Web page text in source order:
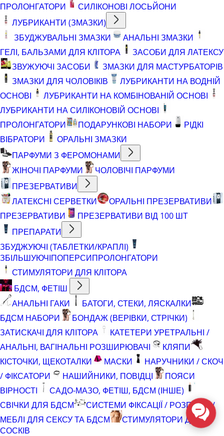
ПРОЛОНГАТОРИ
СИЛІКОНОВІ ЛОСЬЙОНИ
ЛУБРИКАНТИ (ЗМАЗКИ)
ЗБУДЖУВАЛЬНІ ЗМАЗКИ
АНАЛЬНІ ЗМАЗКИ
ГЕЛІ, БАЛЬЗАМИ ДЛЯ КЛІТОРА
ЗАСОБИ ДЛЯ ЛАТЕКСУ
ЗВУЖУЮЧІ ЗАСОБИ
ЗМАЗКИ ДЛЯ МАСТУРБАТОРІВ
ЗМАЗКИ ДЛЯ ЧОЛОВІКІВ
ЛУБРИКАНТИ НА ВОДНІЙ
ОСНОВІ
ЛУБРИКАНТИ НА КОМБІНОВАНІЙ ОСНОВІ
ЛУБРИКАНТИ НА СИЛІКОНОВІЙ ОСНОВІ
ПРОЛОНГАТОРИ
ПОДАРУНКОВІ НАБОРИ
РІДКІ
ВІБРАТОРИ
ОРАЛЬНІ ЗМАЗКИ
ПАРФУМИ З ФЕРОМОНАМИ
ЖІНОЧІ ПАРФУМИ
ЧОЛОВІЧІ ПАРФУМИ
ПРЕЗЕРВАТИВИ
ЛАТЕКСНІ СЕРВЕТКИ
ОРАЛЬНІ ПРЕЗЕРВАТИВИ
ПРЕЗЕРВАТИВИ
ПРЕЗЕРВАТИВИ ВІД 100 ШТ
ПРЕПАРАТИ
ЗБУДЖУЮЧІ (ТАБЛЕТКИ/КРАПЛІ)
ЗБІЛЬШУЮЧІПОПЕРСИПРОЛОНГАТОРИ
СТИМУЛЯТОРИ ДЛЯ КЛІТОРА
БДСМ, ФЕТІШ
АНАЛЬНІ ГАКИ
БАТОГИ, СТЕКИ, ЛЯСКАЛКИ
БДСМ НАБОРИ
БОНДАЖ (ВЕРІВКИ, СТРІЧКИ)
ЗАТИСКАЧІ ДЛЯ КЛІТОРА
КАТЕТЕРИ УРЕТРАЛЬНІ /
АНАЛЬНІ, ВАГІНАЛЬНІ РОЗШИРЮВАЧІ
КЛЯПИ
КІСТОЧКИ, ЩЕКОТАЛКИ
МАСКИ
НАРУЧНИКИ / СКОЧ
/ ФІКСАТОРИ
НАШИЙНИКИ, ПОВІДЦІ
ПОЯСИ
ВІРНОСТІ
САДО-МАЗО, ФЕТІШ, БДСМ (ІНШЕ)
СВІЧКИ ДЛЯ БДСМ
СИСТЕМИ ФІКСАЦІЇ / РОЗПІРКИ /
МЕБЛІ ДЛЯ СЕКСУ ТА БДСМ
СТИМУЛЯТОРИ ДЛЯ
СОСКІВ